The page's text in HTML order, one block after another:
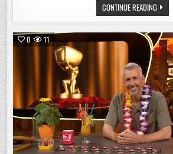
CONTINUE READING„DIE
WG
–
AB
BEI
KIKA
/
ZEIGT
UND
WG-
ALLTAG
0 11